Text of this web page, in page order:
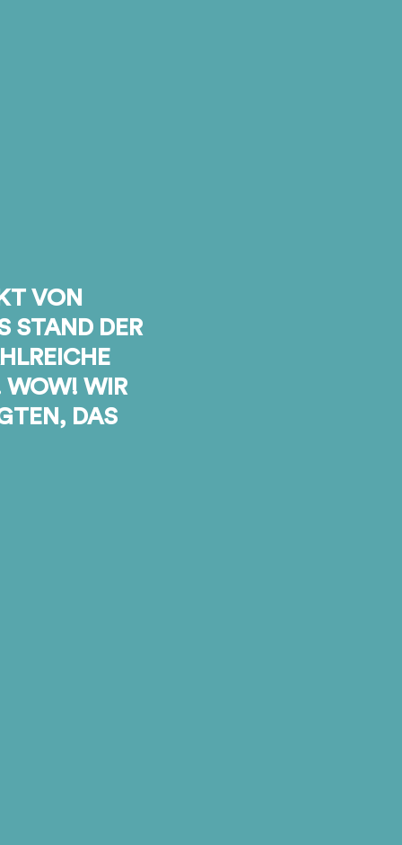
VON
STAND DER
WIR
DAS